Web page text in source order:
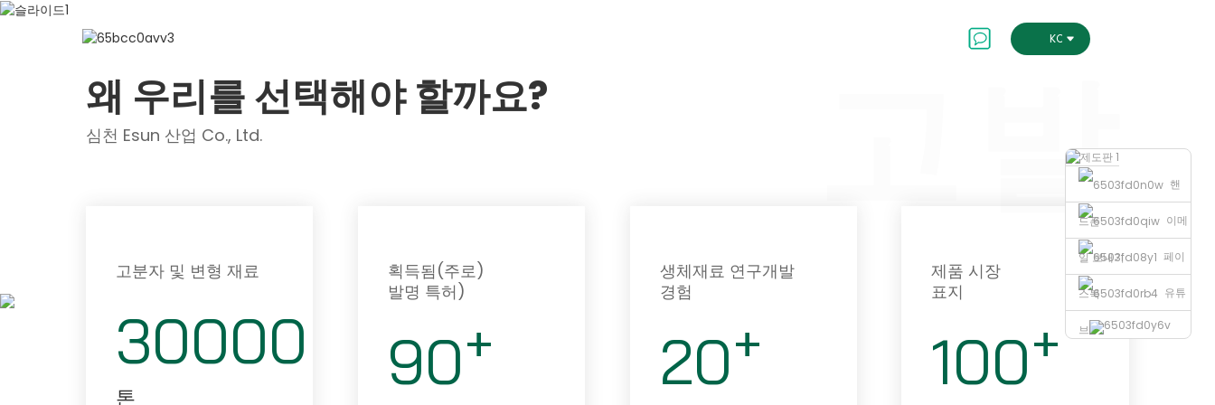
KOREAN
핸
드폰 이메
일 보내기 페이
스북 유튜
브
왜 우리를 선택해야 할까요?
심천 Esun 산업 Co., Ltd. 고발
고분자 및 변형 재료
30000
톤
획득됨(주로)
발명 특허)
90+
생체재료 연구개발
경험
20+
제품 시장
표지
100+